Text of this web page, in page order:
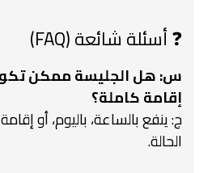
❓ أسئلة شائعة (FAQ)
س: هل الجليسة ممكن تكون
إقامة كاملة؟
ج: ينفع بالساعة، باليوم، أو
الحالة.